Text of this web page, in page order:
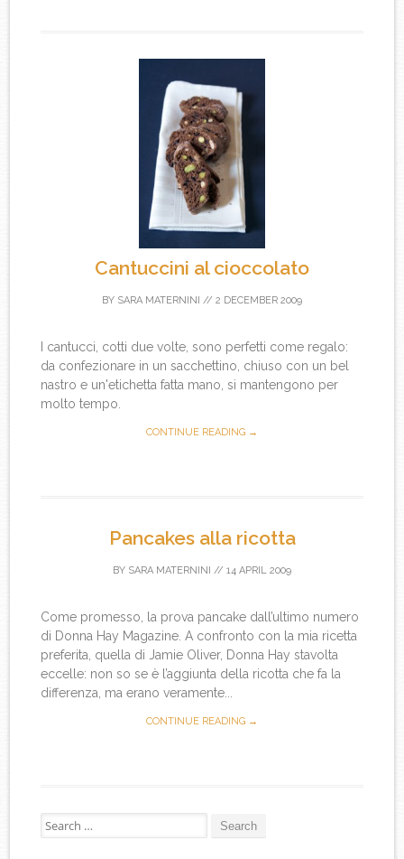
Cantuccini al cioccolato
BY SARA MATERNINI // 2 DECEMBER 2009
I cantucci, cotti due volte, sono perfetti come regalo:
da confezionare in un sacchettino, chiuso con un bel
nastro e un'etichetta fatta mano, si mantengono per
molto tempo.
CONTINUE READING →
Pancakes alla ricotta
BY SARA MATERNINI // 14 APRIL 2009
Come promesso, la prova pancake dall’ultimo numero
di Donna Hay Magazine. A confronto con la mia ricetta
preferita, quella di Jamie Oliver, Donna Hay stavolta
eccelle: non so se è l’aggiunta della ricotta che fa la
differenza, ma erano veramente...
CONTINUE READING →
Search for: